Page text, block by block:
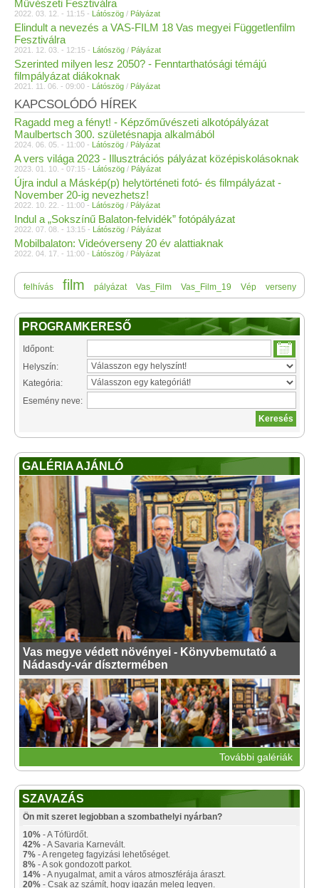
Művészeti Fesztiválra
2022. 03. 12. - 11:15 - Látószög / Pályázat
Elindult a nevezés a VAS-FILM 18 Vas megyei Függetlenfilm
Fesztiválra
2021. 12. 03. - 12:15 - Látószög / Pályázat
Szerinted milyen lesz 2050? - Fenntarthatósági témájú
filmpályázat diákoknak
2021. 11. 06. - 09:00 - Látószög / Pályázat
KAPCSOLÓDÓ HÍREK
Ragadd meg a fényt! - Képzőművészeti alkotópályázat
Maulbertsch 300. születésnapja alkalmából
2024. 06. 05. - 11:00 - Látószög / Pályázat
A vers világa 2023 - Illusztrációs pályázat középiskolásoknak
2023. 01. 10. - 07:15 - Látószög / Pályázat
Újra indul a Máskép(p) helytörténeti fotó- és filmpályázat -
November 20-ig nevezhetsz!
2022. 10. 22. - 11:00 - Látószög / Pályázat
Indul a „Sokszínű Balaton-felvidék” fotópályázat
2022. 07. 08. - 13:15 - Látószög / Pályázat
Mobilbalaton: Videóverseny 20 év alattiaknak
2022. 04. 17. - 11:00 - Látószög / Pályázat
felhívás film pályázat Vas_Film Vas_Film_19 Vép verseny
PROGRAMKERESŐ
Időpont:
Helyszín:
Kategória:
Esemény neve:
GALÉRIA AJÁNLÓ
Vas megye védett növényei - Könyvbemutató a
Nádasdy-vár dísztermében
További galériák
SZAVAZÁS
Ön mit szeret legjobban a szombathelyi nyárban?
10% - A Tófürdőt.
42% - A Savaria Karnevált.
7% - A rengeteg fagyizási lehetőséget.
8% - A sok gondozott parkot.
14% - A nyugalmat, amit a város atmoszférája áraszt.
20% - Csak az számít, hogy igazán meleg legyen.